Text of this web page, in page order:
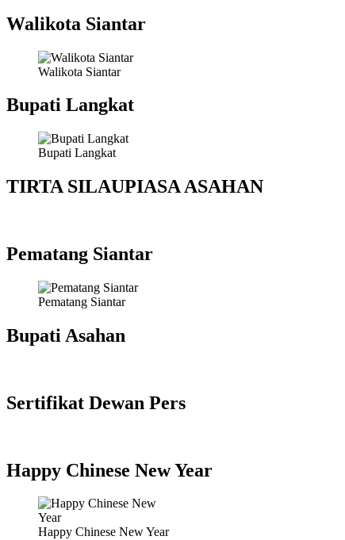
Walikota Siantar
Walikota Siantar
Bupati Langkat
Bupati Langkat
TIRTA SILAUPIASA ASAHAN
Pematang Siantar
Pematang Siantar
Bupati Asahan
Sertifikat Dewan Pers
Happy Chinese New Year
Happy Chinese New Year